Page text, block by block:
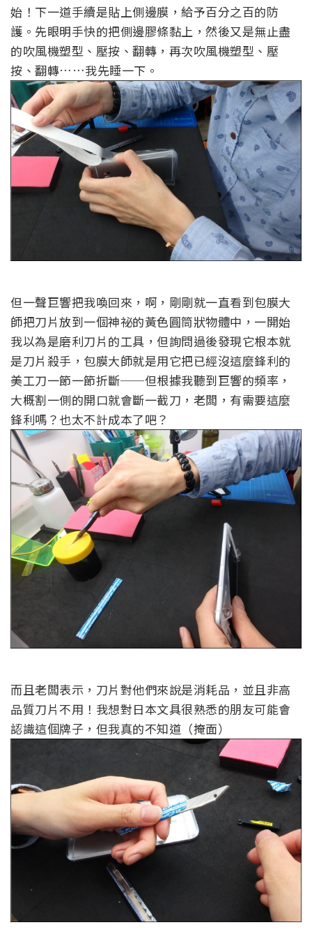
始！下一道手續是貼上側邊膜，給予百分之百的防
護。先眼明手快的把側邊膠條黏上，然後又是無止盡
的吹風機塑型、壓按、翻轉，再次吹風機塑型、壓
按、翻轉……我先睡一下。
但一聲巨響把我喚回來，啊，剛剛就一直看到包膜大
師把刀片放到一個神祕的黃色圓筒狀物體中，一開始
我以為是磨利刀片的工具，但詢問過後發現它根本就
是刀片殺手，包膜大師就是用它把已經沒這麼鋒利的
美工刀一節一節折斷──但根據我聽到巨響的頻率，
大概割一側的開口就會斷一截刀，老闆，有需要這麼
鋒利嗎？也太不計成本了吧？
而且老闆表示，刀片對他們來說是消耗品，並且非高
品質刀片不用！我想對日本文具很熟悉的朋友可能會
認識這個牌子，但我真的不知道（掩面）